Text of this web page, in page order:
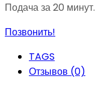
Подача за 20
Позвонить!
TAGS
Отзывов (0)